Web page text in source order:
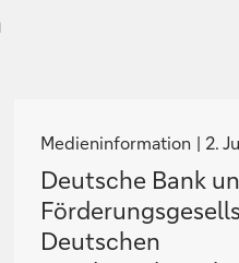
a
v
i
g
i
Medieninformation 2.
Deutsche Bank
Deutschen